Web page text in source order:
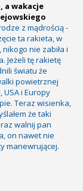
a wakacje
z mądrością -
ta rakieta, w
nie zabiła i
Jeżeli tę rakietę
światu że
powietrznej
USA i Europy
Teraz wisienka,
że taki
walnij pan
on nawet nie
manewrującej.